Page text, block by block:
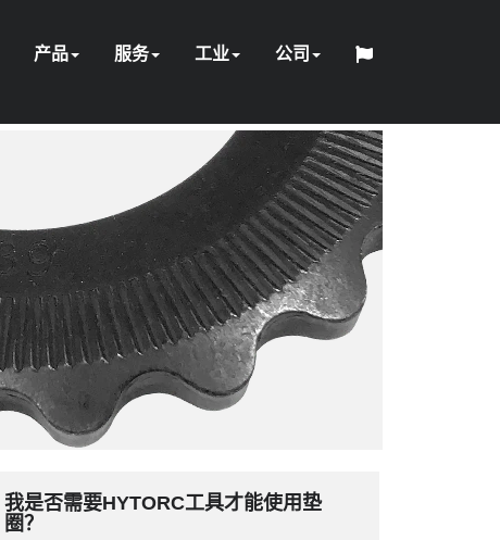
产品
液
压
气
动
手
册
紧
器
固
件
件 泵
服务
和
校
设
备
租
赁
定
制
工
程
软
件
HY-
CARE
培
训
工业
石
油
和
然
发
电
石
油
化
采
矿
筑
一
般
公司
关
于
HYTORC
标
位
置
网
络
研
English
Español
我是否需要HYTORC工具才能使用垫
圈？